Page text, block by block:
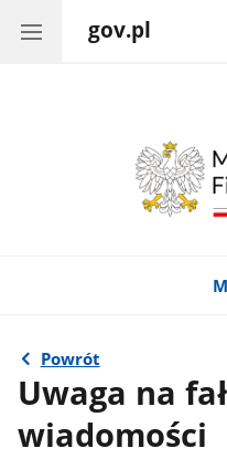
gov.pl
Powrót
Uwaga na
wiadomości